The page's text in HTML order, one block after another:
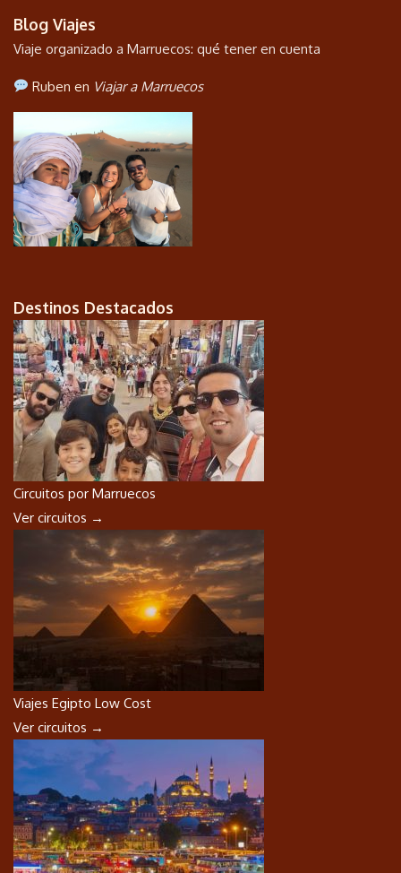
Blog Viajes
Viaje organizado a Marruecos: qué tener en cuenta
Ruben en Viajar a Marruecos
Destinos Destacados
Circuitos por Marruecos
Ver circuitos →
Viajes Egipto Low Cost
Ver circuitos →